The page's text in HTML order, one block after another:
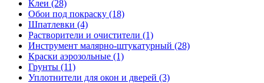
Клеи (28)
Обои под покраску (18)
Шпатлевки (4)
Растворители и очистители (1)
Инструмент малярно-штукатурный (28)
Краски аэрозольные (1)
Грунты (11)
Уплотнители для окон и дверей (3)